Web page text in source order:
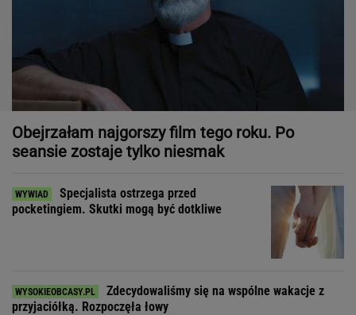
Obejrzałam najgorszy film tego roku. Po
seansie zostaje tylko niesmak
Specjalista ostrzega przed
pocketingiem. Skutki mogą być dotkliwe
Zdecydowaliśmy się na wspólne wakacje z
przyjaciółką. Rozpoczęła łowy